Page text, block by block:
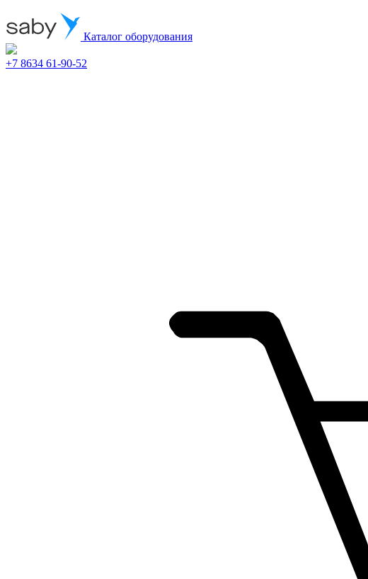
Каталог оборудования
+7 8634 61-90-52